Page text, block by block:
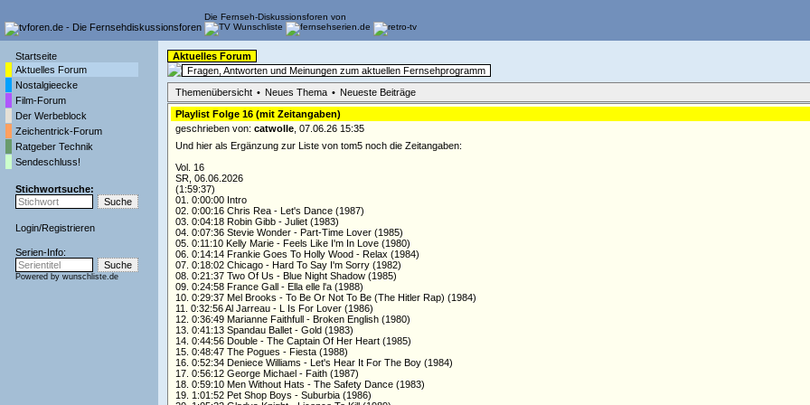
Die Fernseh-Diskussionsforen von
Startseite
Aktuelles Forum
Nostalgieecke
Film-Forum
Der Werbeblock
Zeichentrick-Forum
Ratgeber Technik
Sendeschluss!
Stichwortsuche:
Login/Registrieren
Serien-Info:
Powered by wunschliste.de
Aktuelles Forum
Fragen, Antworten und Meinungen zum aktuellen Fernsehprogramm
Themenübersicht • Neues Thema • Neueste Beiträge
Playlist Folge 16 (mit Zeitangaben)
geschrieben von: catwolle, 07.06.26 15:35
Und hier als Ergänzung zur Liste von tom5 noch die Zeitangaben:
Vol. 16
SR, 06.06.2026
(1:59:37)
01. 0:00:00 Intro
02. 0:00:16 Chris Rea - Let's Dance (1987)
03. 0:04:18 Robin Gibb - Juliet (1983)
04. 0:07:36 Stevie Wonder - Part-Time Lover (1985)
05. 0:11:10 Kelly Marie - Feels Like I'm In Love (1980)
06. 0:14:14 Frankie Goes To Holly Wood - Relax (1984)
07. 0:18:02 Chicago - Hard To Say I'm Sorry (1982)
08. 0:21:37 Two Of Us - Blue Night Shadow (1985)
09. 0:24:58 France Gall - Ella elle l'a (1988)
10. 0:29:37 Mel Brooks - To Be Or Not To Be (The Hitler Rap) (1984)
11. 0:32:56 Al Jarreau - L Is For Lover (1986)
12. 0:36:49 Marianne Faithfull - Broken English (1980)
13. 0:41:13 Spandau Ballet - Gold (1983)
14. 0:44:56 Double - The Captain Of Her Heart (1985)
15. 0:48:47 The Pogues - Fiesta (1988)
16. 0:52:34 Deniece Williams - Let's Hear It For The Boy (1984)
17. 0:56:12 George Michael - Faith (1987)
18. 0:59:10 Men Without Hats - The Safety Dance (1983)
19. 1:01:52 Pet Shop Boys - Suburbia (1986)